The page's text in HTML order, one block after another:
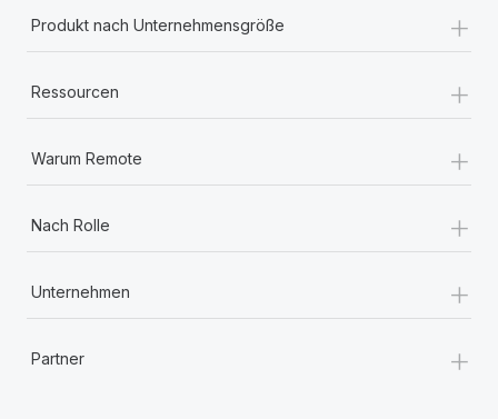
Produkt nach Unternehmensgröße +
Ressourcen +
Warum Remote +
Nach Rolle +
Unternehmen +
Partner +